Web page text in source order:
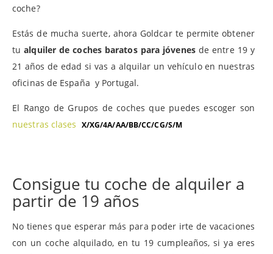
coche?
Estás de mucha suerte, ahora Goldcar te permite obtener
tualquiler de coches baratos para jóvenesde entre 19 y
21 años de edad si vas a alquilar un vehículo en nuestras
oficinas de España y Portugal.
El Rango de Grupos de coches que puedes escoger son
nuestras clases X/XG/4A/AA/BB/CC/CG/S/M
Consigue tu coche de alquiler a
partir de 19 años
No tienes que esperar más para poder irte de vacaciones
con un coche alquilado, en tu 19 cumpleaños, si ya eres